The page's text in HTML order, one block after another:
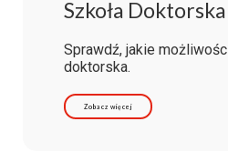
Szkoła
Sprawdź, jakie
doktorska.
Zobacz więcej